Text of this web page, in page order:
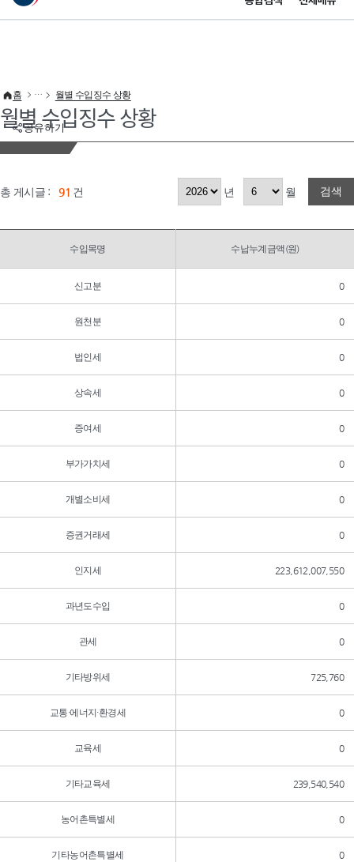
이 누리집은 대한민국 공식 전자정부 누리집입니다.
공유하기
홈 월별 수입징수 상황
월별 수입징수 상황
총 게시글 : 91 건 년 월 검색
수입목명 수납누계금액(원)
신고분 0
원천분 0
법인세 0
상속세 0
증여세 0
부가가치세 0
개별소비세 0
증권거래세 0
인지세 223,612,007,550
과년도수입 0
관세 0
기타방위세 725,760
교통·에너지·환경세 0
교육세 0
기타교육세 239,540,540
농어촌특별세 0
기타농어촌특별세 0